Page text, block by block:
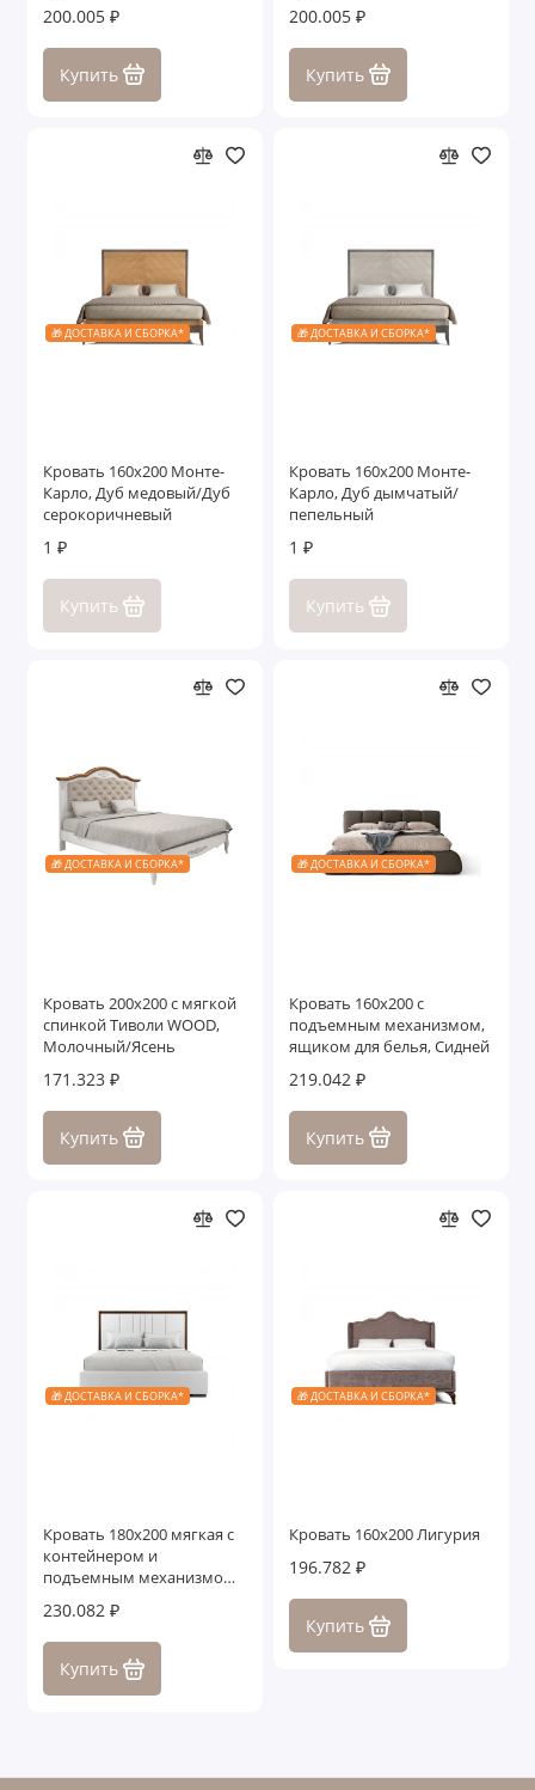
200.005 ₽
Купить
200.005 ₽
Купить
🎁 ДОСТАВКА И СБОРКА*
Кровать 160x200 Монте-
Карло, Дуб медовый/Дуб
серокоричневый
1 ₽
Купить
🎁 ДОСТАВКА И СБОРКА*
Кровать 160x200 Монте-
Карло, Дуб дымчатый/
пепельный
1 ₽
Купить
🎁 ДОСТАВКА И СБОРКА*
Кровать 200x200 с мягкой
спинкой Тиволи WOOD,
Молочный/Ясень
171.323 ₽
Купить
🎁 ДОСТАВКА И СБОРКА*
Кровать 160x200 с
подъемным механизмом,
ящиком для белья, Сидней
219.042 ₽
Купить
🎁 ДОСТАВКА И СБОРКА*
Кровать 180x200 мягкая c
контейнером и
подъемным механизмом
230.082 ₽
Купить
🎁 ДОСТАВКА И СБОРКА*
Кровать 160x200 Лигурия
196.782 ₽
Купить